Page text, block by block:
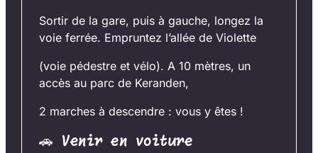
Sortir de la gare, puis à gauche, longez la
voie ferrée. Empruntez l’allée de Violette
(voie pédestre et vélo). A 10 mètres, un
accès au parc de Keranden,
2 marches à descendre : vous y êtes !
🚗 Venir en voiture